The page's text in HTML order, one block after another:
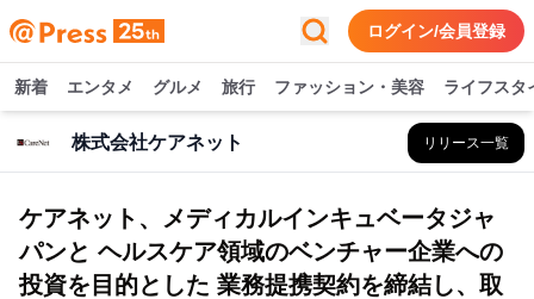
ログイン/会員登録
新着 エンタメ グルメ 旅行 ファッション・美容 ライフスタ
株式会社ケアネット リリース一覧
ケアネット、メディカルインキュベータジャ
パンと ヘルスケア領域のベンチャー企業への
投資を目的とした 業務提携契約を締結し、取